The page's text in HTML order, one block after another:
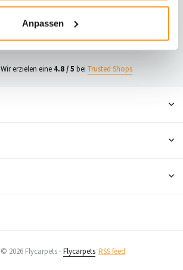
Anpassen
23
Wir erzielen eine 4.8 / 5 bei Trusted Shops
© 2026 Flycarpets -Flycarpets RSS feed